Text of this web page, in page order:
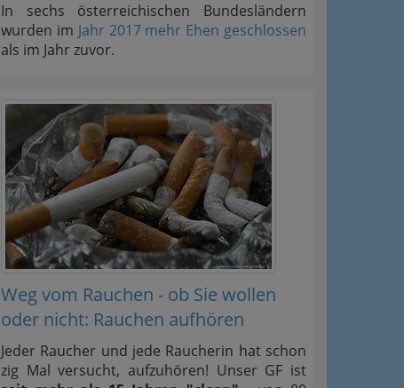
In sechs österreichischen Bundesländern
wurden im Jahr 2017 mehr Ehen geschlossen
als im Jahr zuvor.
Weg vom Rauchen - ob Sie wollen
oder nicht: Rauchen aufhören
Jeder Raucher und jede Raucherin hat schon
zig Mal versucht, aufzuhören! Unser GF ist